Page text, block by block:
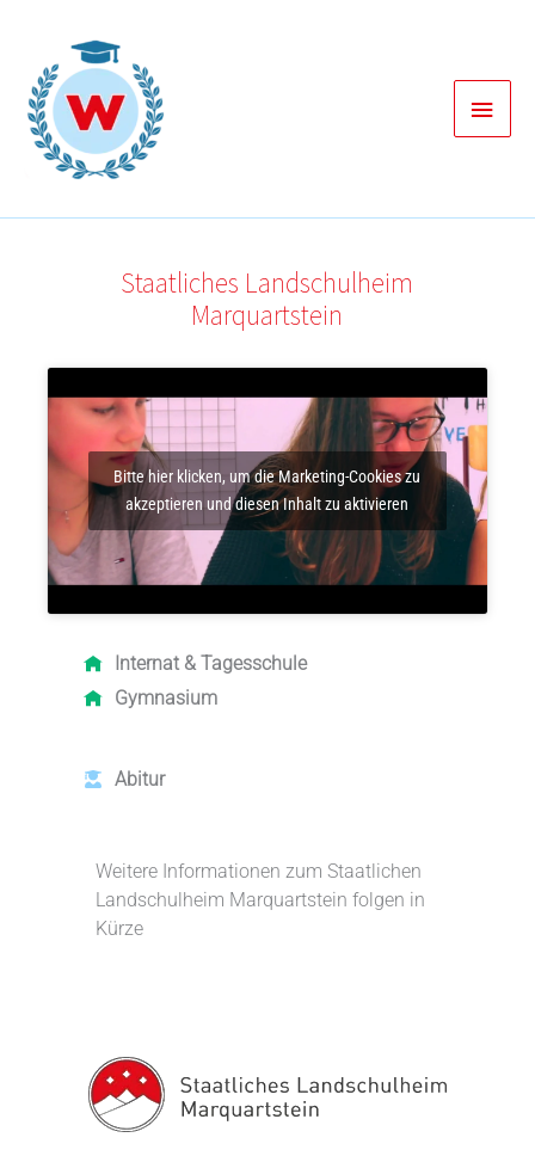
springen
Staatliches Landschulheim
Marquartstein
Bitte hier klicken, um die Marketing-Cookies zu
akzeptieren und diesen Inhalt zu aktivieren
Internat &
Tagesschule
Gymnasium
Abitur
Weitere Informationen zum Staatlichen
Landschulheim Marquartstein folgen in
Kürze